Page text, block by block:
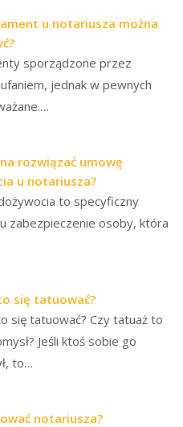
u notariusza można
sporządzone przez
jednak w pewnych
rozwiązać umowę
u notariusza?
to specyficzny
zabezpieczenie osoby, która
się tatuować?
się tatuować? Czy tatuaż to
Jeśli ktoś sobie go
to…
notariusza?